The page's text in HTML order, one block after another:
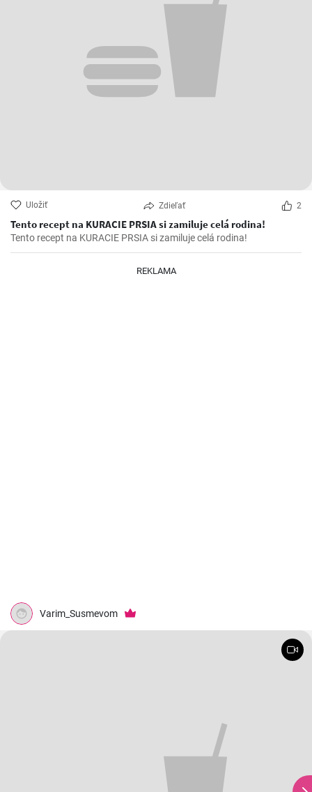
Uložiť Zdieľať 2
Tento recept na KURACIE PRSIA si zamiluje celá rodina!
Tento recept na KURACIE PRSIA si zamiluje celá rodina!
REKLAMA
Varim_Susmevom